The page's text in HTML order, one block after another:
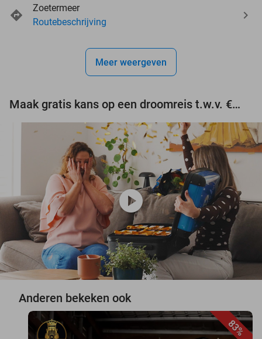
Zoetermeer
Routebeschrijving
Meer weergeven
Maak gratis kans op een droomreis t.w.v. €3.000!
play_circle
Anderen bekeken ook
83%